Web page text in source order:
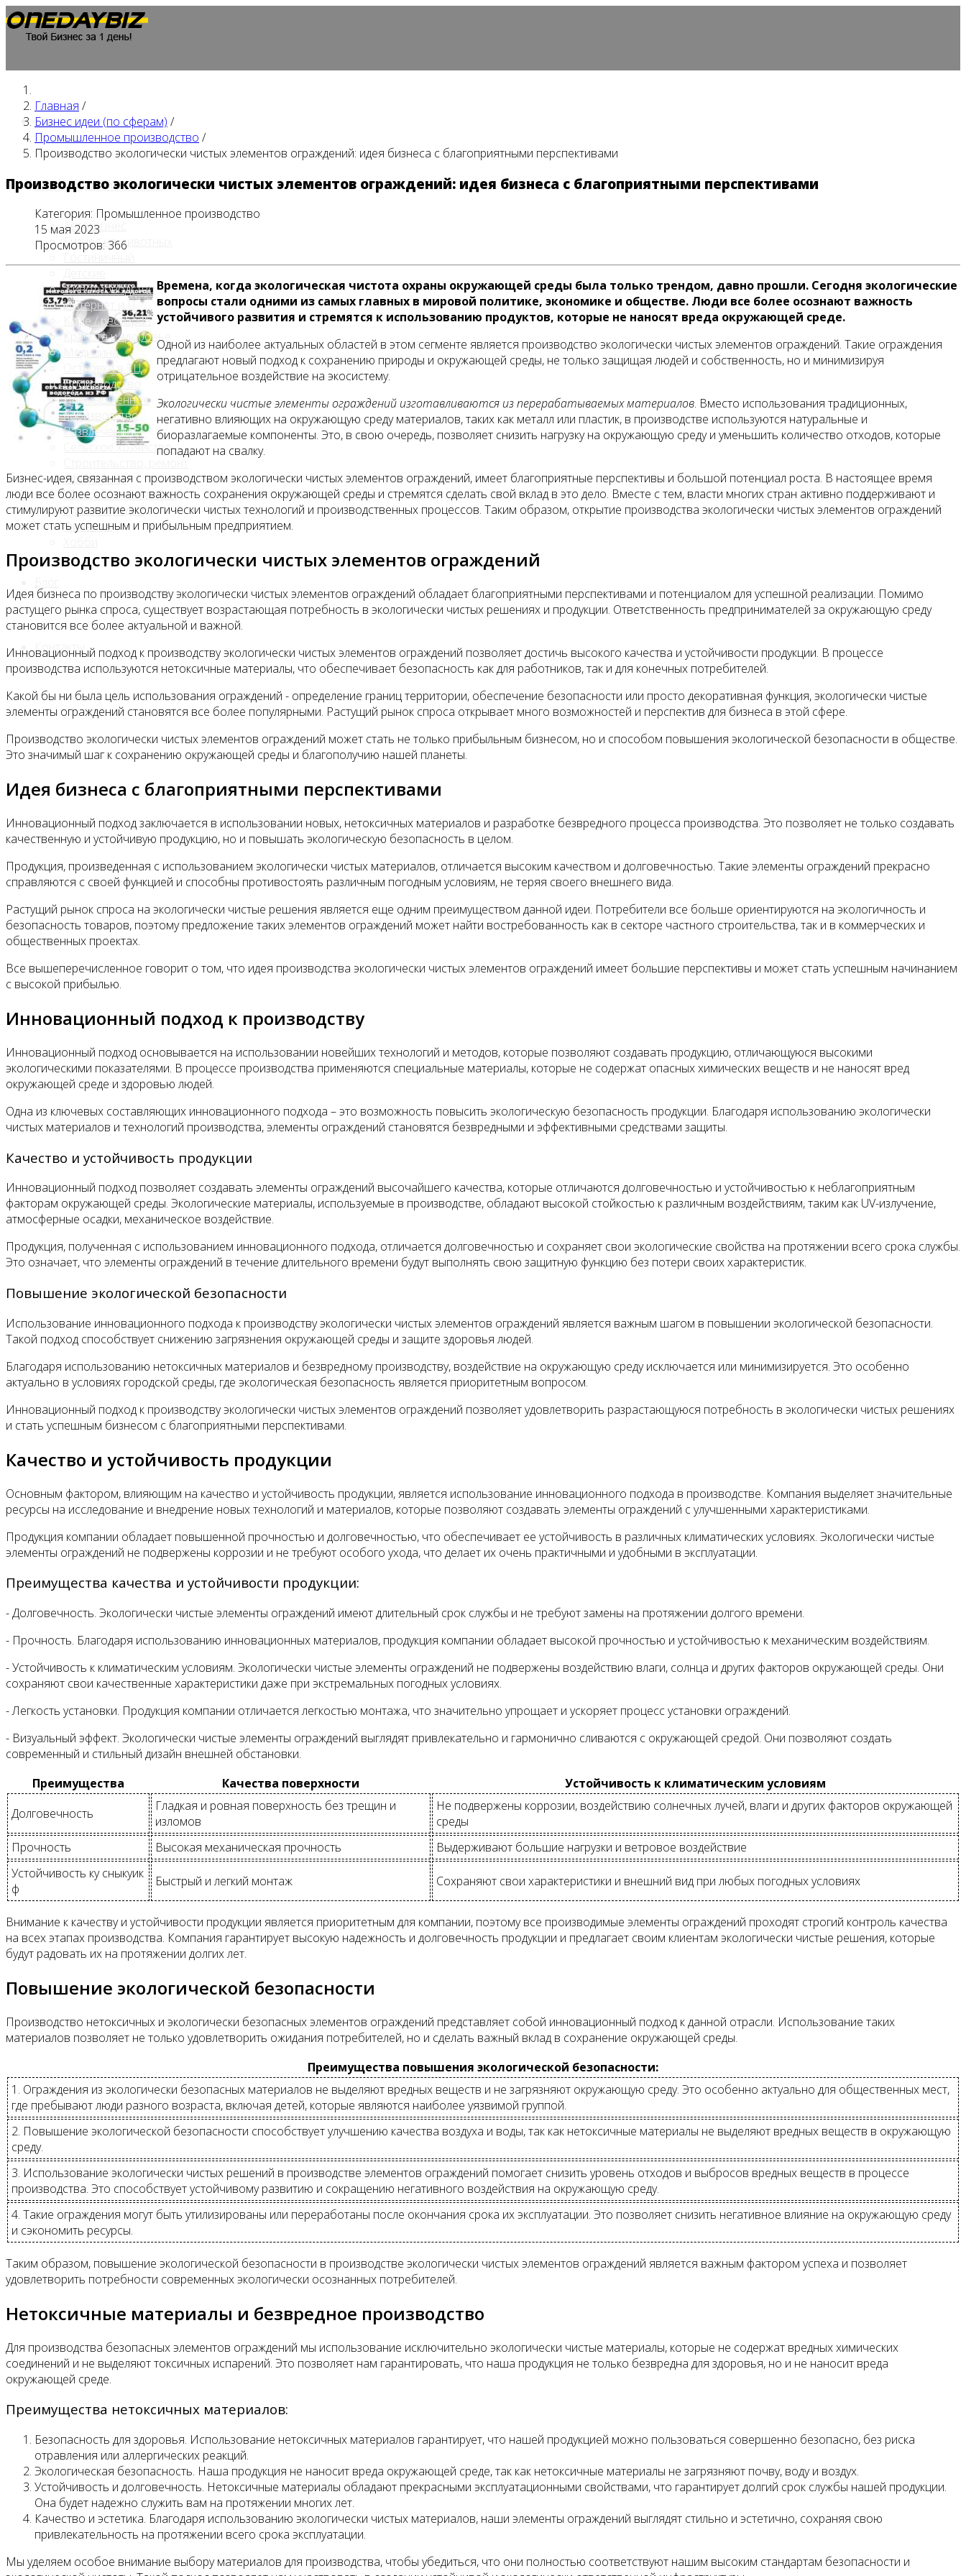
Главная
Бизнес идеи (по сферам)
Автобизнес
Бизнес на животных
Гостиничный
Животноводство
Интернет и IT
Кафе / ресторан
Красота и здоровье
Медицина
Островки в ТЦ
Производство
Промышленное
производство
Развлечения
Сельское хозяйство
Строительство, ремонт
Сфера услуг
Торговля и магазины
Туризм и отдых
Финансы
Контакты
Главная /
Бизнес идеи (по сферам) /
Промышленное производство /
Производство экологически чистых элементов ограждений: идея бизнеса с благоприятными перспективами
Производство экологически чистых элементов ограждений: идея бизнеса с благоприятными перспективами
Категория: Промышленное производство
15 мая 2023
Просмотров: 366
Времена, когда экологическая чистота охраны окружающей среды была только трендом, давно прошли. Сегодня экологические
вопросы стали одними из самых главных в мировой политике, экономике и обществе. Люди все более осознают важность
устойчивого развития и стремятся к использованию продуктов, которые не наносят вреда окружающей среде.
Одной из наиболее актуальных областей в этом сегменте является производство экологически чистых элементов ограждений. Такие ограждения
предлагают новый подход к сохранению природы и окружающей среды, не только защищая людей и собственность, но и минимизируя
отрицательное воздействие на экосистему.
Экологически чистые элементы ограждений изготавливаются из перерабатываемых материалов. Вместо использования традиционных,
негативно влияющих на окружающую среду материалов, таких как металл или пластик, в производстве используются натуральные и
биоразлагаемые компоненты. Это, в свою очередь, позволяет снизить нагрузку на окружающую среду и уменьшить количество отходов, которые
попадают на свалку.
Бизнес-идея, связанная с производством экологически чистых элементов ограждений, имеет благоприятные перспективы и большой потенциал роста. В настоящее время
люди все более осознают важность сохранения окружающей среды и стремятся сделать свой вклад в это дело. Вместе с тем, власти многих стран активно поддерживают и
стимулируют развитие экологически чистых технологий и производственных процессов. Таким образом, открытие производства экологически чистых элементов ограждений
может стать успешным и прибыльным предприятием.
Производство экологически чистых элементов ограждений
Идея бизнеса по производству экологически чистых элементов ограждений обладает благоприятными перспективами и потенциалом для успешной реализации. Помимо
растущего рынка спроса, существует возрастающая потребность в экологически чистых решениях и продукции. Ответственность предпринимателей за окружающую среду
становится все более актуальной и важной.
Инновационный подход к производству экологически чистых элементов ограждений позволяет достичь высокого качества и устойчивости продукции. В процессе
производства используются нетоксичные материалы, что обеспечивает безопасность как для работников, так и для конечных потребителей.
Какой бы ни была цель использования ограждений - определение границ территории, обеспечение безопасности или просто декоративная функция, экологически чистые
элементы ограждений становятся все более популярными. Растущий рынок спроса открывает много возможностей и перспектив для бизнеса в этой сфере.
Производство экологически чистых элементов ограждений может стать не только прибыльным бизнесом, но и способом повышения экологической безопасности в обществе.
Это значимый шаг к сохранению окружающей среды и благополучию нашей планеты.
Идея бизнеса с благоприятными перспективами
Инновационный подход заключается в использовании новых, нетоксичных материалов и разработке безвредного процесса производства. Это позволяет не только создавать
качественную и устойчивую продукцию, но и повышать экологическую безопасность в целом.
Продукция, произведенная с использованием экологически чистых материалов, отличается высоким качеством и долговечностью. Такие элементы ограждений прекрасно
справляются с своей функцией и способны противостоять различным погодным условиям, не теряя своего внешнего вида.
Растущий рынок спроса на экологически чистые решения является еще одним преимуществом данной идеи. Потребители все больше ориентируются на экологичность и
безопасность товаров, поэтому предложение таких элементов ограждений может найти востребованность как в секторе частного строительства, так и в коммерческих и
общественных проектах.
Все вышеперечисленное говорит о том, что идея производства экологически чистых элементов ограждений имеет большие перспективы и может стать успешным начинанием
с высокой прибылью.
Инновационный подход к производству
Инновационный подход основывается на использовании новейших технологий и методов, которые позволяют создавать продукцию, отличающуюся высокими
экологическими показателями. В процессе производства применяются специальные материалы, которые не содержат опасных химических веществ и не наносят вред
окружающей среде и здоровью людей.
Одна из ключевых составляющих инновационного подхода – это возможность повысить экологическую безопасность продукции. Благодаря использованию экологически
чистых материалов и технологий производства, элементы ограждений становятся безвредными и эффективными средствами защиты.
Качество и устойчивость продукции
Инновационный подход позволяет создавать элементы ограждений высочайшего качества, которые отличаются долговечностью и устойчивостью к неблагоприятным
факторам окружающей среды. Экологические материалы, используемые в производстве, обладают высокой стойкостью к различным воздействиям, таким как UV-излучение,
атмосферные осадки, механическое воздействие.
Продукция, полученная с использованием инновационного подхода, отличается долговечностью и сохраняет свои экологические свойства на протяжении всего срока службы.
Это означает, что элементы ограждений в течение длительного времени будут выполнять свою защитную функцию без потери своих характеристик.
Повышение экологической безопасности
Использование инновационного подхода к производству экологически чистых элементов ограждений является важным шагом в повышении экологической безопасности.
Такой подход способствует снижению загрязнения окружающей среды и защите здоровья людей.
Благодаря использованию нетоксичных материалов и безвредному производству, воздействие на окружающую среду исключается или минимизируется. Это особенно
актуально в условиях городской среды, где экологическая безопасность является приоритетным вопросом.
Инновационный подход к производству экологически чистых элементов ограждений позволяет удовлетворить разрастающуюся потребность в экологически чистых решениях
и стать успешным бизнесом с благоприятными перспективами.
Качество и устойчивость продукции
Основным фактором, влияющим на качество и устойчивость продукции, является использование инновационного подхода в производстве. Компания выделяет значительные
ресурсы на исследование и внедрение новых технологий и материалов, которые позволяют создавать элементы ограждений с улучшенными характеристиками.
Продукция компании обладает повышенной прочностью и долговечностью, что обеспечивает ее устойчивость в различных климатических условиях. Экологически чистые
элементы ограждений не подвержены коррозии и не требуют особого ухода, что делает их очень практичными и удобными в эксплуатации.
Преимущества качества и устойчивости продукции:
- Долговечность. Экологически чистые элементы ограждений имеют длительный срок службы и не требуют замены на протяжении долгого времени.
- Прочность. Благодаря использованию инновационных материалов, продукция компании обладает высокой прочностью и устойчивостью к механическим воздействиям.
- Устойчивость к климатическим условиям. Экологически чистые элементы ограждений не подвержены воздействию влаги, солнца и других факторов окружающей среды. Они
сохраняют свои качественные характеристики даже при экстремальных погодных условиях.
- Легкость установки. Продукция компании отличается легкостью монтажа, что значительно упрощает и ускоряет процесс установки ограждений.
- Визуальный эффект. Экологически чистые элементы ограждений выглядят привлекательно и гармонично сливаются с окружающей средой. Они позволяют создать
современный и стильный дизайн внешней обстановки.
Преимущества
Качества поверхности
Устойчивость к климатическим условиям
Долговечность
Гладкая и ровная поверхность без трещин и
изломов
Не подвержены коррозии, воздействию солнечных лучей, влаги и других факторов окружающей
среды
Прочность
Высокая механическая прочность
Выдерживают большие нагрузки и ветровое воздействие
Устойчивость ку сныкуик
ф
Быстрый и легкий монтаж Сохраняют свои характеристики и внешний вид при любых погодных условиях
Внимание к качеству и устойчивости продукции является приоритетным для компании, поэтому все производимые элементы ограждений проходят строгий контроль качества
на всех этапах производства. Компания гарантирует высокую надежность и долговечность продукции и предлагает своим клиентам экологически чистые решения, которые
будут радовать их на протяжении долгих лет.
Повышение экологической безопасности
Производство нетоксичных и экологически безопасных элементов ограждений представляет собой инновационный подход к данной отрасли. Использование таких
материалов позволяет не только удовлетворить ожидания потребителей, но и сделать важный вклад в сохранение окружающей среды.
Преимущества повышения экологической безопасности:
1. Ограждения из экологически безопасных материалов не выделяют вредных веществ и не загрязняют окружающую среду. Это особенно актуально для общественных мест,
где пребывают люди разного возраста, включая детей, которые являются наиболее уязвимой группой.
2. Повышение экологической безопасности способствует улучшению качества воздуха и воды, так как нетоксичные материалы не выделяют вредных веществ в окружающую
среду.
3. Использование экологически чистых решений в производстве элементов ограждений помогает снизить уровень отходов и выбросов вредных веществ в процессе
производства. Это способствует устойчивому развитию и сокращению негативного воздействия на окружающую среду.
4. Такие ограждения могут быть утилизированы или переработаны после окончания срока их эксплуатации. Это позволяет снизить негативное влияние на окружающую среду
и сэкономить ресурсы.
Таким образом, повышение экологической безопасности в производстве экологически чистых элементов ограждений является важным фактором успеха и позволяет
удовлетворить потребности современных экологически осознанных потребителей.
Нетоксичные материалы и безвредное производство
Для производства безопасных элементов ограждений мы использование исключительно экологически чистые материалы, которые не содержат вредных химических
соединений и не выделяют токсичных испарений. Это позволяет нам гарантировать, что наша продукция не только безвредна для здоровья, но и не наносит вреда
окружающей среде.
Преимущества нетоксичных материалов:
Безопасность для здоровья. Использование нетоксичных материалов гарантирует, что нашей продукцией можно пользоваться совершенно безопасно, без риска
отравления или аллергических реакций.
Экологическая безопасность. Наша продукция не наносит вреда окружающей среде, так как нетоксичные материалы не загрязняют почву, воду и воздух.
Устойчивость и долговечность. Нетоксичные материалы обладают прекрасными эксплуатационными свойствами, что гарантирует долгий срок службы нашей продукции.
Она будет надежно служить вам на протяжении многих лет.
Качество и эстетика. Благодаря использованию экологически чистых материалов, наши элементы ограждений выглядят стильно и эстетично, сохраняя свою
привлекательность на протяжении всего срока эксплуатации.
Мы уделяем особое внимание выбору материалов для производства, чтобы убедиться, что они полностью соответствуют нашим высоким стандартам безопасности и